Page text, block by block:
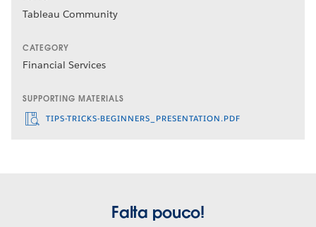
Tableau Community
CATEGORY
Financial Services
SUPPORTING MATERIALS
TIPS-TRICKS-BEGINNERS_PRESENTATION.PDF
Falta pouco!